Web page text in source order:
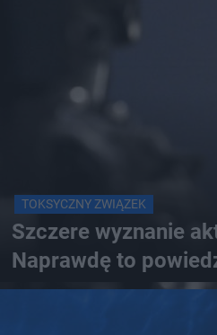
TOKSYCZNY ZWIĄZEK
Szczere wyznanie
Naprawdę to